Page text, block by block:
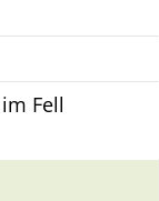
Fell